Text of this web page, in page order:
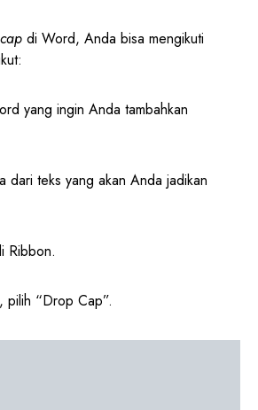
di Word, Anda bisa mengikuti
yang ingin Anda tambahkan
dari teks yang akan Anda jadikan
Ribbon.
pilih “Drop Cap”.